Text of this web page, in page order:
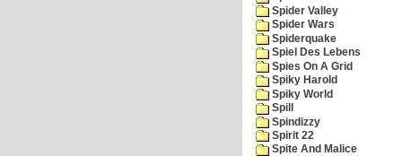
Spider Valley
Spider Wars
Spiderquake
Spiel Des Lebens
Spies On A Grid
Spiky Harold
Spiky World
Spill
Spindizzy
Spirit 22
Spite And Malice